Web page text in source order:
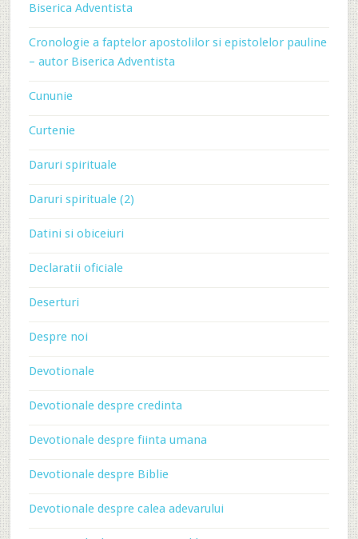
Biserica Adventista
Cronologie a faptelor apostolilor si epistolelor pauline
– autor Biserica Adventista
Cununie
Curtenie
Daruri spirituale
Daruri spirituale (2)
Datini si obiceiuri
Declaratii oficiale
Deserturi
Despre noi
Devotionale
Devotionale despre credinta
Devotionale despre fiinta umana
Devotionale despre Biblie
Devotionale despre calea adevarului